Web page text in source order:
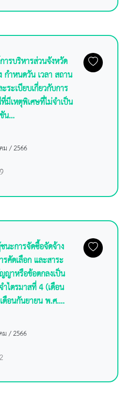
ารบริหารส่วนจังหวัด
กำหนดวัน เวลา สถาน
ระเบียบเกี่ยวกับการ
มีเหตุพิเศษที่ไม่จำเป็น
น...
ม / 2566
นะการจัดซื้อจัดจ้าง
คัดเลือก และสาระ
าหรือข้อตกลงเป็น
ไตรมาสที่ 4 (เดือน
ดือนกันยายน พ.ศ....
/ 2566